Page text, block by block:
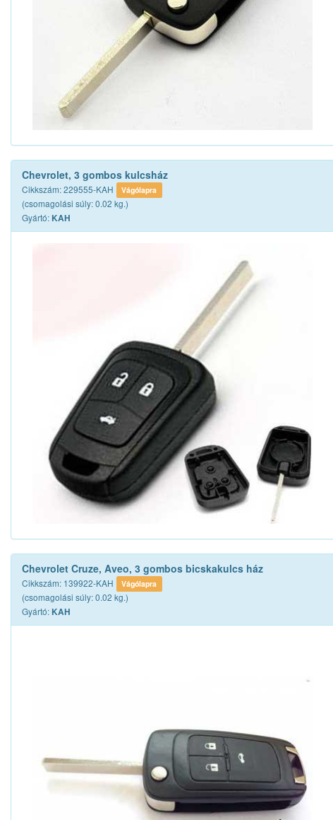
Chevrolet, 3 gombos kulcsház
Cikkszám: 229555-KAH Vágólapra
(csomagolási súly: 0.02 kg.)
Gyártó: KAH
Chevrolet Cruze, Aveo, 3 gombos bicskakulcs ház
Cikkszám: 139922-KAH Vágólapra
(csomagolási súly: 0.02 kg.)
Gyártó: KAH